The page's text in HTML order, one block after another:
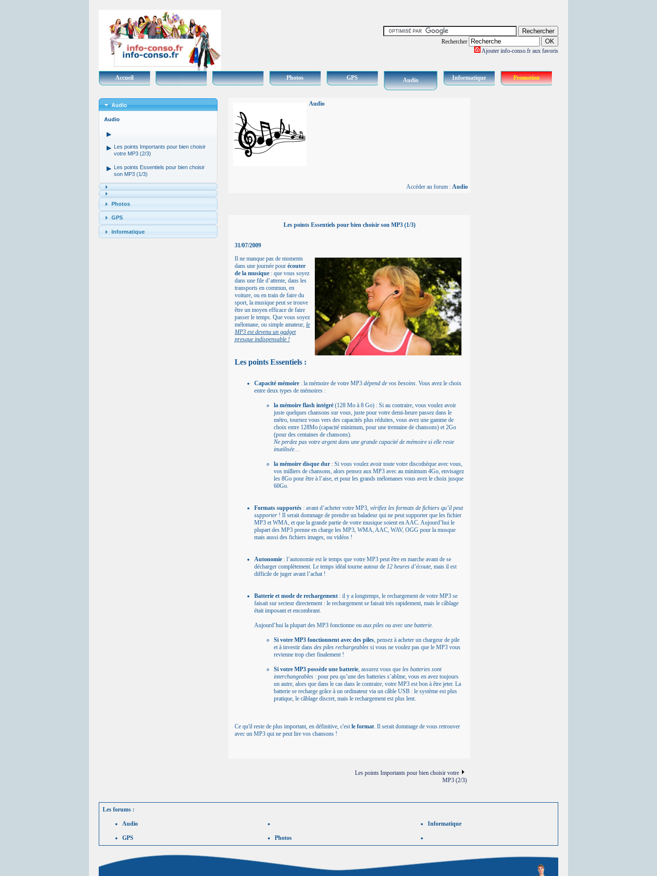
Rechercher
Ajouter info-conso.fr aux favoris
Accueil Photos GPS Audio Informatique Promotion
Audio
Audio
Les points Importants pour bien choisir
votre MP3 (2/3)
Les points Essentiels pour bien choisir
son MP3 (1/3)
Photos
GPS
Informatique
Audio
Accéder au forum : Audio
Les points Essentiels pour bien choisir son MP3 (1/3)
31/07/2009
Il ne manque pas de moments
dans une journée pour écouter
de la musique : que vous soyez
dans une file d’attente, dans les
transports en commun, en
voiture, ou en train de faire du
sport, la musique peut se trouve
être un moyen efficace de faire
passer le temps. Que vous soyez
mélomane, ou simple amateur, le
MP3 est devenu un gadget
presque indispensable !
Les points Essentiels :
Capacité mémoire : la mémoire de votre MP3 dépend de vos besoins. Vous avez le choix
entre deux types de mémoires :
la mémoire flash intégré (128 Mo à 8 Go) : Si au contraire, vous voulez avoir
juste quelques chansons sur vous, juste pour votre demi-heure passez dans le
métro, tournez vous vers des capacités plus réduites, vous avez une gamme de
choix entre 128Mo (capacité minimum, pour une trentaine de chansons) et 2Go
(pour des centaines de chansons).
Ne perdez pas votre argent dans une grande capacité de mémoire si elle reste
inutilisée…
la mémoire disque dur : Si vous voulez avoir toute votre discothèque avec vous,
vos milliers de chansons, alors pensez aux MP3 avec au minimum 4Go, envisagez
les 8Go pour être à l’aise, et pour les grands mélomanes vous avez le choix jusque
60Go.
Formats supportés : avant d’acheter votre MP3, vérifiez les formats de fichiers qu’il peut
supporter ! Il serait dommage de prendre un baladeur qui ne peut supporter que les fichier
MP3 et WMA, et que la grande partie de votre musique soient en AAC. Aujourd’hui le
plupart des MP3 prenne en charge les MP3, WMA, AAC, WAV, OGG pour la musque
mais aussi des fichiers images, ou vidéos !
Autonomie : l’autonomie est le temps que votre MP3 peut être en marche avant de se
décharger complètement. Le temps idéal tourne autour de 12 heures d’écoute, mais il est
difficile de juger avant l’achat !
Batterie et mode de rechargement : il y a longtemps, le rechargement de votre MP3 se
faisait sur secteur directement : le rechargement se faisait très rapidement, mais le câblage
était imposant et encombrant.
Aujourd’hui la plupart des MP3 fonctionne ou aux piles ou avec une batterie.
Si votre MP3 fonctionnent avec des piles, pensez à acheter un chargeur de pile
et à investir dans des piles rechargeables si vous ne voulez pas que le MP3 vous
revienne trop cher finalement !
Si votre MP3 possède une batterie, assurez vous que les batteries sont
interchangeables : pour peu qu’une des batteries s’abîme, vous en avez toujours
un autre, alors que dans le cas dans le contraire, votre MP3 est bon à être jeter. La
batterie se recharge grâce à un ordinateur via un câble USB : le système est plus
pratique, le câblage discret, mais le rechargement est plus lent.
Ce qu'il reste de plus important, en définitive, c'estle format. Il serait dommage de vous retrouver
avec un MP3 qui ne peut lire vos chansons !
Les points Importants pour bien choisir votre
MP3 (2/3)
Les forums :
Audio Informatique
GPS Photos